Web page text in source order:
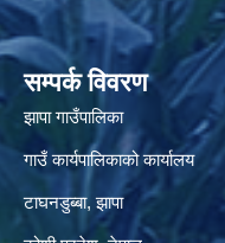
सम्पर्क विवरण
झापा गाउँपालिका
गाउँ कार्यपालिकाको कार्यालय
टाघनडुब्बा, झापा